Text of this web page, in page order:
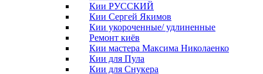
Кии РУССКИЙ
Кии Сергей Якимов
Кии укороченные/ удлиненные
Ремонт киёв
Кии мастера Максима Николаенко
Кии для Пула
Кии для Снукера